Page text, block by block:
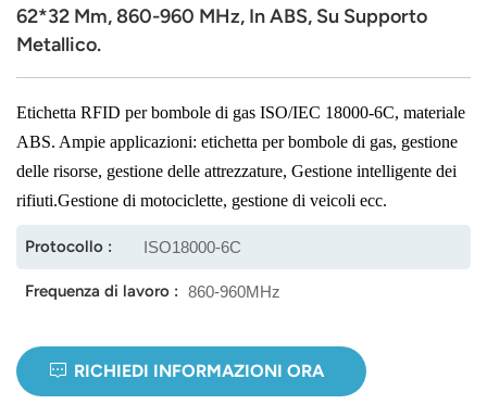
norsk
magyar
62*32 Mm, 860-960 MHz, In ABS, Su Supporto
Metallico.
Etichetta RFID per bombole di gas ISO/IEC 18000-6C, materiale
ABS. Ampie applicazioni: etichetta per bombole di gas, gestione
delle risorse, gestione delle attrezzature, Gestione intelligente dei
rifiuti.Gestione di motociclette, gestione di veicoli ecc.
Protocollo : ISO18000-6C
Frequenza di lavoro : 860-960MHz
RICHIEDI INFORMAZIONI ORA